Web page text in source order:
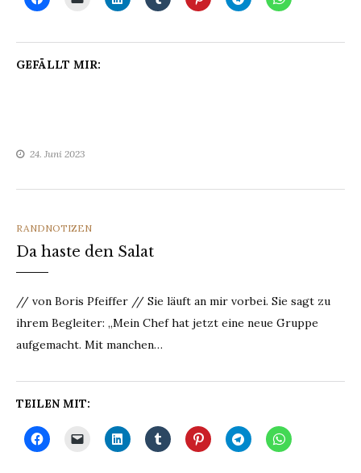
GEFÄLLT MIR:
24. Juni 2023
CATEGORIES
RANDNOTIZEN
Da haste den Salat
// von Boris Pfeiffer // Sie läuft an mir vorbei. Sie sagt zu
ihrem Begleiter: „Mein Chef hat jetzt eine neue Gruppe
aufgemacht. Mit manchen…
TEILEN MIT: